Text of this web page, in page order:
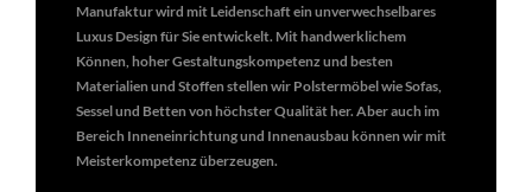
Manufaktur wird mit Leidenschaft ein unverwechselbares
Luxus Design für Sie entwickelt. Mit handwerklichem
Können, hoher Gestaltungskompetenz und besten
Materialien und Stoffen stellen wir Polstermöbel wie Sofas,
Sessel und Betten von höchster Qualität her. Aber auch im
Bereich Inneneinrichtung und Innenausbau können wir mit
Meisterkompetenz überzeugen.